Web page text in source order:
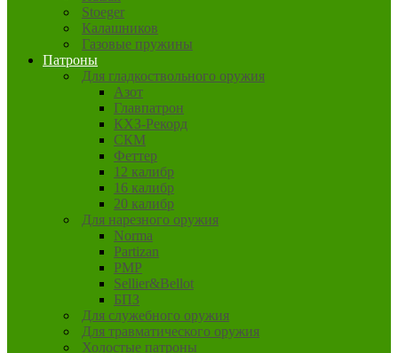
Stoeger
Калашников
Газовые пружины
Патроны
Для гладкоствольного оружия
Азот
Главпатрон
КХЗ-Рекорд
СКМ
Феттер
12 калибр
16 калибр
20 калибр
Для нарезного оружия
Norma
Partizan
PMP
Sellier&Bellot
БПЗ
Для служебного оружия
Для травматического оружия
Холостые патроны